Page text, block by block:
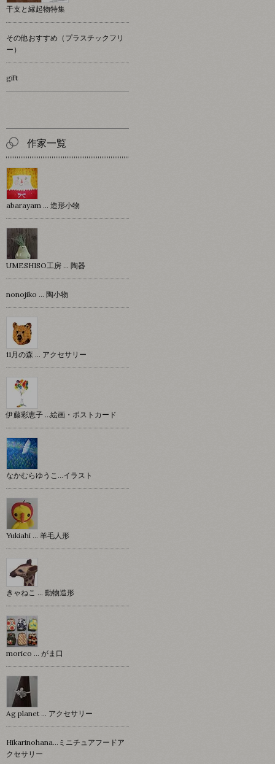
干支と縁起物特集
その他おすすめ（プラスチックフリ
ー）
gift
作家一覧
abarayam … 造形小物
UMESHISO工房 … 陶器
nonojiko ... 陶小物
11月の森 … アクセサリー
伊藤彩恵子 …絵画・ポストカード
なかむらゆうこ…イラスト
Yukiahi … 羊毛人形
きゃねこ … 動物造形
morico … がま口
Ag planet … アクセサリー
Hikarinohana…ミニチュアフードア
クセサリー